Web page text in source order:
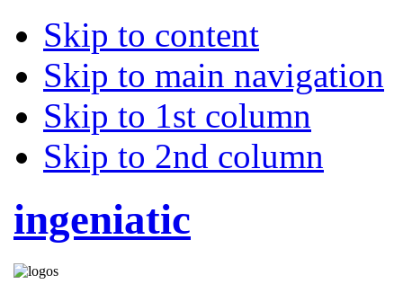
Skip to content
Skip to main navigation
Skip to 1st column
Skip to 2nd column
ingeniatic